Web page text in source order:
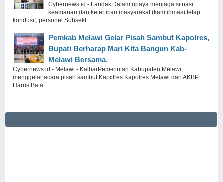
Cybernews.id - Landak Dalam upaya menjaga situasi
keamanan dan ketertiban masyarakat (kamtibmas) tetap
kondusif, personel Subsekt ...
Pemkab Melawi Gelar Pisah Sambut Kapolres,
Bupati Berharap Mari Kita Bangun Kab-
Melawi Bersama.
Cybernews.id - Melawi - KalbarPemerintah Kabupaten Melawi,
menggelar acara pisah sambut Kapolres Kapolres Melawi dari AKBP
Harris Bata ...